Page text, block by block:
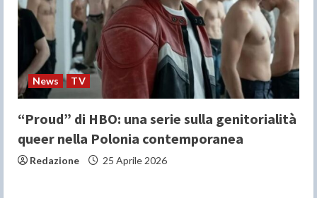
News TV
“Proud” di HBO: una serie sulla genitorialità
queer nella Polonia contemporanea
Redazione 25 Aprile 2026